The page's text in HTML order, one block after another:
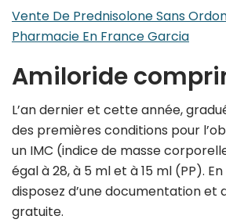
Vente De Prednisolone Sans
Pharmacie En France Garcia
Amiloride
L’an dernier et cette année,
des premières conditions pour
un IMC (indice de masse
égal à 28, à 5 ml et à 15 ml (PP).
disposez d’une documentation et
gratuite.